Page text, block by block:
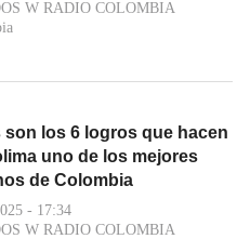
W RADIO COLOMBIA
son los 6 logros que hacen
uno de los mejores
de Colombia
- 17:34
W RADIO COLOMBIA